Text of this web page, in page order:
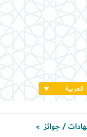
العربية
/ جوائز >